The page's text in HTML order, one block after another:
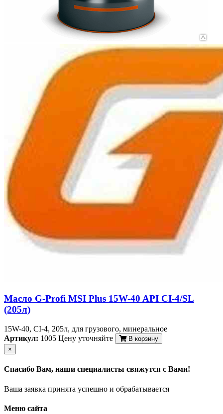
Масло G-Profi MSI Plus 15W-40 API CI-4/SL
(205л)
15W-40, CI-4, 205л, для грузового, минеральное
Артикул: 1005 Цену уточняйте
В корзину
×
Спасибо Вам, наши специалисты свяжутся с Вами!
Ваша заявка принята успешно и обрабатывается
Меню сайта